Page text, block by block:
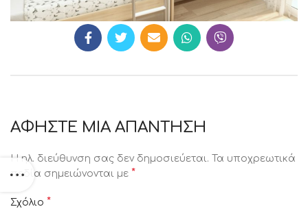
ΑΦΉΣΤΕ ΜΙΑ ΑΠΆΝΤΗΣΗ
Η ηλ. διεύθυνση σας δεν δημοσιεύεται. Τα υποχρεωτικά
πεδία σημειώνονται με *
Σχόλιο *